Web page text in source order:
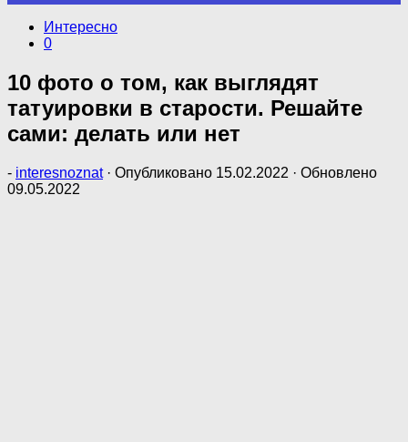
Интересно
0
10 фото о том, как выглядят
татуировки в старости. Решайте
сами: делать или нет
- interesnoznat · Опубликовано 15.02.2022 · Обновлено
09.05.2022